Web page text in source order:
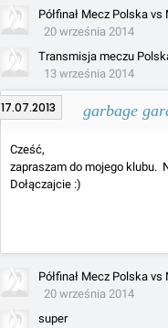
Półfinał Mecz Polska
20 września 2014
Transmisja meczu
13 września 2014
17.07.2013 garbage
Cześć,
zapraszam do mojego klubu.
Dołączajcie :)
Półfinał Mecz Polska
20 września 2014
super